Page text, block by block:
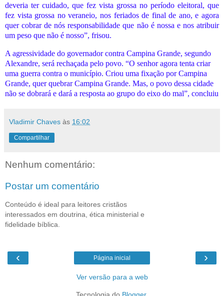
deveria ter cuidado, que fez vista grossa no período eleitoral, que
fez vista grossa no veraneio, nos feriados de final de ano, e agora
quer cobrar de nós responsabilidade que não é nossa e nos atribuir
um peso que não é nosso”, frisou.
A agressividade do governador contra Campina Grande, segundo
Alexandre, será rechaçada pelo povo. “O senhor agora tenta criar
uma guerra contra o município. Criou uma fixação por Campina
Grande, quer quebrar Campina Grande. Mas, o povo dessa cidade
não se dobrará e dará a resposta ao grupo do eixo do mal”, concluiu
Vladimir Chaves às 16:02
Compartilhar
Nenhum comentário:
Postar um comentário
Conteúdo é ideal para leitores cristãos
interessados em doutrina, ética ministerial e
fidelidade bíblica.
‹ ›
Página inicial
Ver versão para a web